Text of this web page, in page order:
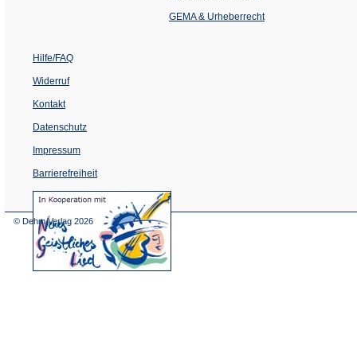
Tab)
GEMA & Urheberrecht
Hilfe/FAQ
Widerruf
Kontakt
Datenschutz
Impressum
Barrierefreiheit
(Öffnet
in
© Dehm Verlag 2026